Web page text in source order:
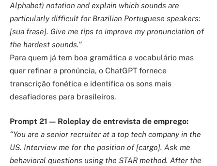
Alphabet) notation and explain which sounds are
particularly difficult for Brazilian Portuguese speakers:
[sua frase]. Give me tips to improve my pronunciation of
the hardest sounds.”
Para quem já tem boa gramática e vocabulário mas
quer refinar a pronúncia, o ChatGPT fornece
transcrição fonética e identifica os sons mais
desafiadores para brasileiros.
Prompt 21 — Roleplay de entrevista de emprego:
“You are a senior recruiter at a top tech company in the
US. Interview me for the position of [cargo]. Ask me
behavioral questions using the STAR method. After the